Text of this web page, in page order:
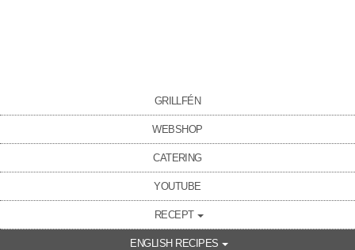
GRILLFÉN
WEBSHOP
CATERING
YOUTUBE
RECEPT
ENGLISH RECIPES